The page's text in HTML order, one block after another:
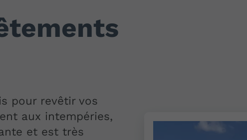
pour revêtir vos
aux intempéries,
et est très